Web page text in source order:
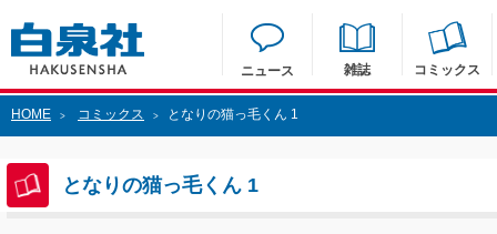
ニュース 雑誌 コミックス
HOME > コミックス > となりの猫っ毛くん 1
となりの猫っ毛くん 1